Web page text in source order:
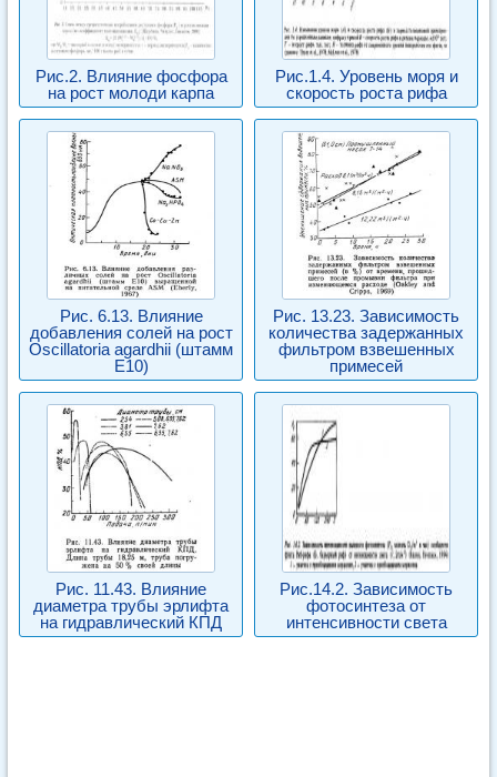
Рис.2. Влияние фосфора
на рост молоди карпа
Рис.1.4. Уровень моря и
скорость роста рифа
Рис. 6.13. Влияние
добавления солей на рост
Oscillatoria agardhii (штамм
E10)
Рис. 13.23. Зависимость
количества задержанных
фильтром взвешенных
примесей
Рис. 11.43. Влияние
диаметра трубы эрлифта
на гидравлический КПД
Рис.14.2. Зависимость
фотосинтеза от
интенсивности света